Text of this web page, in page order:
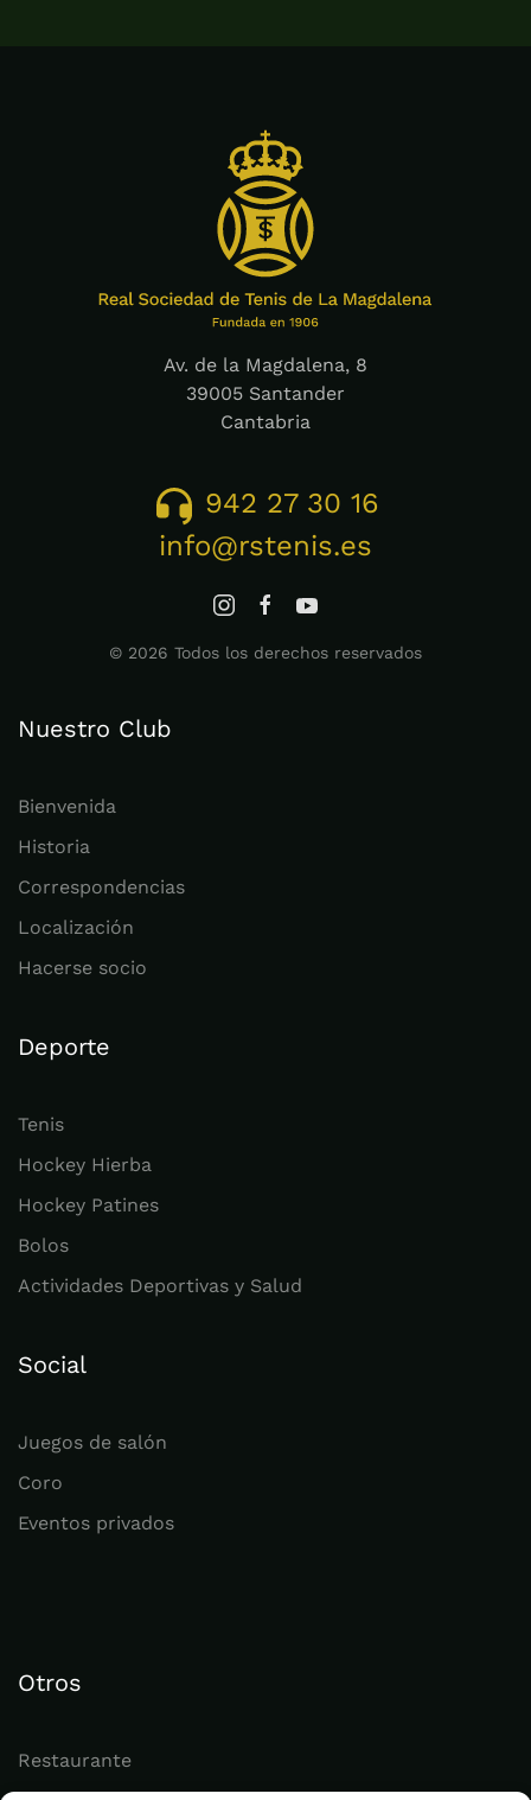
Av. de la Magdalena, 8
39005 Santander
Cantabria
942 27 30 16
info@rstenis.es
© 2026 Todos los derechos reservados
Nuestro Club
Bienvenida
Historia
Correspondencias
Localización
Hacerse socio
Deporte
Tenis
Hockey Hierba
Hockey Patines
Bolos
Actividades Deportivas y Salud
Social
Juegos de salón
Coro
Eventos privados
Otros
Restaurante